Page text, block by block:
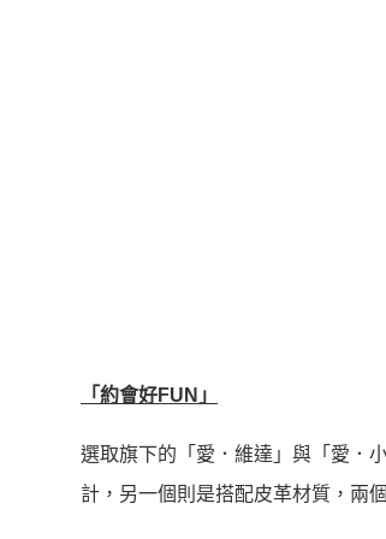
「約會好FUN」
選取旗下的「愛．維達」與「愛．
計，另一個則是搭配皮革材質，兩